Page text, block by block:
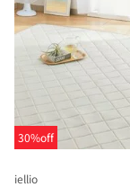
30%off
iellio